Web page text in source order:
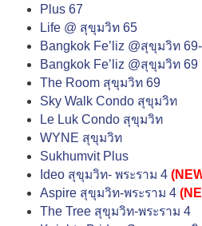
Plus 67
Life @ สุขุมวิท 65
Bangkok Fe’liz @สุขุมวิท
Bangkok Fe’liz @สุขุมวิท 69
The Room สุขุมวิท 69
Sky Walk Condo สุขุมวิท
Le Luk Condo สุขุมวิท
WYNE สุขุมวิท
Sukhumvit Plus
Ideo สุขุมวิท- พระราม 4
Aspire สุขุมวิท-พระราม 4
The Tree สุขุมวิท-พระราม 4